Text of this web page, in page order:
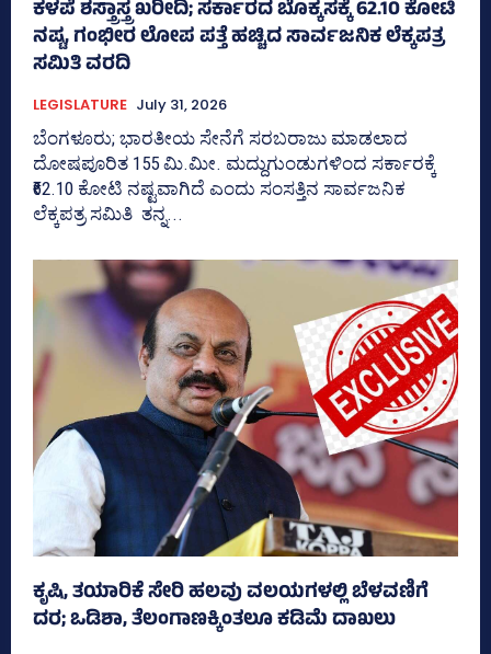
ಕಳಪೆ ಶಸ್ತ್ರಾಸ್ತ್ರ ಖರೀದಿ; ಸರ್ಕಾರದ ಬೊಕ್ಕಸಕ್ಕೆ 62.10 ಕೋಟಿ
ನಷ್ಟ, ಗಂಭೀರ ಲೋಪ ಪತ್ತೆ ಹಚ್ಚಿದ ಸಾರ್ವಜನಿಕ ಲೆಕ್ಕಪತ್ರ
ಸಮಿತಿ ವರದಿ
LEGISLATURE July 31, 2026
ಬೆಂಗಳೂರು; ಭಾರತೀಯ ಸೇನೆಗೆ ಸರಬರಾಜು ಮಾಡಲಾದ
ದೋಷಪೂರಿತ 155 ಮಿ.ಮೀ. ಮದ್ದುಗುಂಡುಗಳಿಂದ ಸರ್ಕಾರಕ್ಕೆ
₹62.10 ಕೋಟಿ ನಷ್ಟವಾಗಿದೆ ಎಂದು ಸಂಸತ್ತಿನ ಸಾರ್ವಜನಿಕ
ಲೆಕ್ಕಪತ್ರ ಸಮಿತಿ ತನ್ನ...
ಕೃಷಿ, ತಯಾರಿಕೆ ಸೇರಿ ಹಲವು ವಲಯಗಳಲ್ಲಿ ಬೆಳವಣಿಗೆ
ದರ; ಒಡಿಶಾ, ತೆಲಂಗಾಣಕ್ಕಿಂತಲೂ ಕಡಿಮೆ ದಾಖಲು